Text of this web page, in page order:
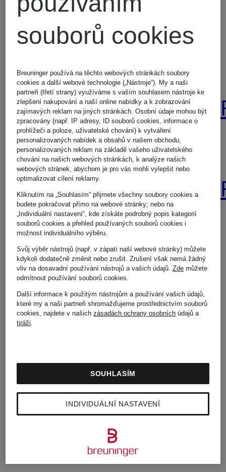
Oblečení
lululemon
Péřové
kabáty
Blauer
Šály a
šátky
Šály
Další značky
PARIS
BEAUMONT
MARC
AUREL
MARC
souborů cookies
Breuninger používá na těchto webových stránkách soubory
cookies a další webové technologie („Nástroje“). My a naši
partneři (třetí strany) využíváme s vaším souhlasem nástroje ke
zlepšení nakupování a naší online nabídky a k zobrazování
zajímavých reklam na jiných stránkách. Osobní údaje mohou být
zpracovány (např. IP adresy, ID souborů cookies, informace o
prohlížeči a poloze, uživatelské chování) k vytváření
personalizovaných nabídek a obsahů v našem obchodu,
personalizovaných reklam na základě vašeho uživatelského
chování na našich webových stránkách, k analýze našich
webových stránek, abychom je pro vás mohli vylepšit nebo
optimalizovat cílení reklamy.
Kliknutím na „Souhlasím“ přijmete všechny soubory cookies a
budete pokračovat přímo na webové stránky; nebo na
„Individuální nastavení“, kde získáte podrobný popis kategorií
souborů cookies a přehled používaných souborů cookies i
možnost individuálního výběru.
Svůj výběr nástrojů (např. v zápatí naší webové stránky) můžete
kdykoli dodatečně změnit nebo zrušit. Zrušení však nemá žádný
vliv na dosavadní používání nástrojů a vašich údajů.Zde můžete
odmítnout používání souborů cookies
Další informace k použitým nástrojům a používání vašich údajů,
které my a naši partneři shromažďujeme prostřednictvím souborů
cookies, najdete v našichzásadách ochrany osobních údajů a
tiráži
INDIVIDUÁLNÍ NASTAVENÍ
SOUHLASÍM